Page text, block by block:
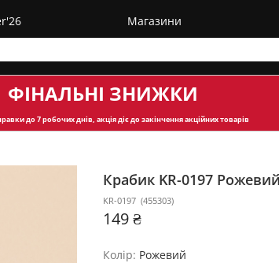
Магазини
ФІНАЛЬНІ ЗНИЖКИ
до 7 робочих днів, акція діє до закінчення акційних товарів
Крабик KR-0197 Рожевий
KR-0197 (455303)
149 ₴
Колір: Рожевий